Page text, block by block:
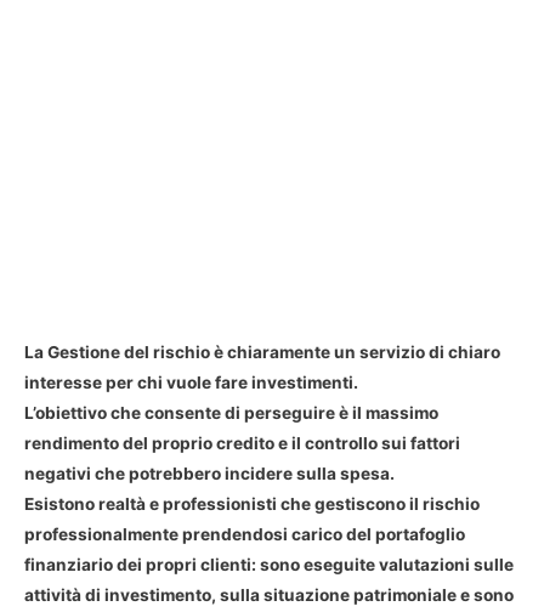
La Gestione del rischio è chiaramente un servizio di chiaro
interesse per chi vuole fare investimenti.
L’obiettivo che consente di perseguire è il massimo
rendimento del proprio credito e il controllo sui fattori
negativi che potrebbero incidere sulla spesa.
Esistono realtà e professionisti che gestiscono il rischio
professionalmente prendendosi carico del portafoglio
finanziario dei propri clienti: sono eseguite valutazioni sulle
attività di investimento, sulla situazione patrimoniale e sono